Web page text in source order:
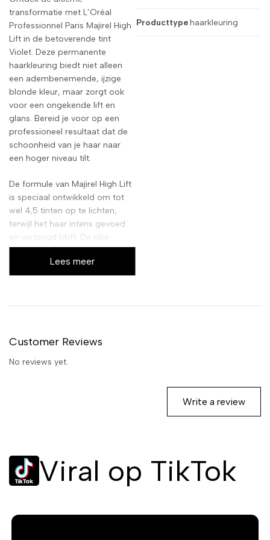
transformatie met L’Oréal
Professionnel Paris Majirel High
Lift in de betoverende tint
Violet. Deze permanente
haarkleuring biedt niet alleen
een adembenemende, ijzige
blonde kleur, maar zorgt ook
voor een ongekende lift en
glans. Bereid je voor op een
professioneel resultaat dat de
schoonheid van je haar naar
een hoger niveau tilt.
De formule van Majirel High Lift
is speciaal ontwikkeld om tot
wel 4,5 tinten op te lichten,
terwijl het haar intens gevoed
en verzorgd blijft. De rijke
violette nuances creëren een
subtiele, koele gloed die je look
verfijnt en versterkt. Met een
voldoende product voor een
Lees meer
Producttypehaarkleuring
Customer Reviews
No reviews yet.
Write a review
Viral op TikTok